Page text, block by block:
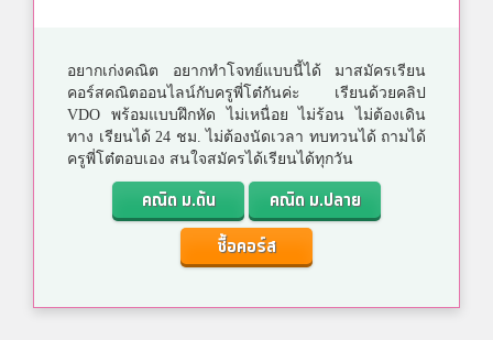
อยากเก่งคณิต อยากทำโจทย์แบบนี้ได้ มาสมัครเรียน
คอร์สคณิตออนไลน์กับครูพี่โต๋กันค่ะ เรียนด้วยคลิป
VDO พร้อมแบบฝึกหัด ไม่เหนื่อย ไม่ร้อน ไม่ต้องเดิน
ทาง เรียนได้ 24 ชม. ไม่ต้องนัดเวลา ทบทวนได้ ถามได้
ครูพี่โต๋ตอบเอง สนใจสมัครได้เรียนได้ทุกวัน
คณิต ม.ต้น
คณิต ม.ปลาย
ซื้อคอร์ส